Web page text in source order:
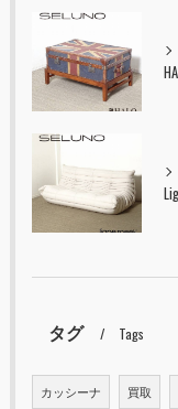
タグ Tags
カッシーナ 買取